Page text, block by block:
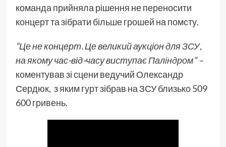
команда прийняла рішення не переносити
концерт та зібрати більше грошей на помсту.
“Це не концерт. Це великий аукціон дляЗСУ,
на якому час-від-часу виступаєПаліндром” –
коментував зі сцени ведучий Олександр
Сердюк, з яким гурт зібрав на ЗСУ близько 509
600 гривень.